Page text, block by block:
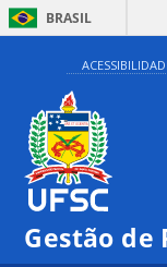
BRASIL
Gestão de